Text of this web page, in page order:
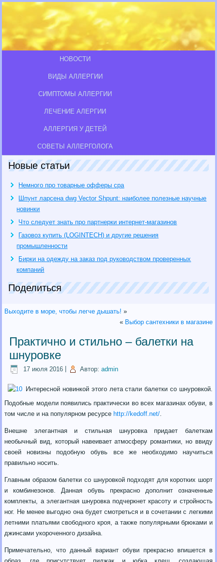
НОВОСТИ
ВИДЫ АЛЛЕРГИИ
СИМПТОМЫ АЛЛЕРГИИ
ЛЕЧЕНИЕ АЛЕРГИИ
АЛЛЕРГИЯ У ДЕТЕЙ
СОВЕТЫ АЛЛЕРГОЛОГА
Новые статьи
Немного про товарные офферы cpa
Шпунт ларсена dwg Vector Shpunt: наиболее полезные научные
новинки
Что следует знать про партнерки интернет-магазинов
Газовоз купить (LOGINTECH) и другие решения
промышленности
Бирки на одежду на заказ под руководством проверенных
компаний
Поделиться
Выходите в море, чтобы легче дышать! »
« Выбор сантехники в магазине
Практично и стильно – балетки на
шнуровке
17 июля 2016 Автор: admin
Интересной новинкой этого лета стали балетки со шнуровкой.
Подобные модели появились практически во всех магазинах обуви, в
том числе и на популярном ресурсе http://kedoff.net/.
Внешне элегантная и стильная шнуровка придает балеткам
необычный вид, который навеивает атмосферу романтики, но ввиду
своей новизны подобную обувь все же необходимо научиться
правильно носить.
Главным образом балетки со шнуровкой подходят для коротких шорт
и комбинезонов. Данная обувь прекрасно дополнит означенные
комплекты, а элегантная шнуровка подчеркнет красоту и стройность
ног. Не менее выгодно она будет смотреться и в сочетании с легкими
летними платьями свободного кроя, а также популярными брюками и
джинсами укороченного дизайна.
Примечательно, что данный вариант обуви прекрасно впишется в